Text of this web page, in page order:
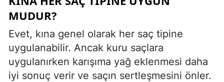
MUDUR?
Evet, kına genel olarak her saç tipine
uygulanabilir. Ancak kuru saçlara
uygulanırken karışıma yağ eklenmesi daha
iyi sonuç verir ve saçın sertleşmesini önler.